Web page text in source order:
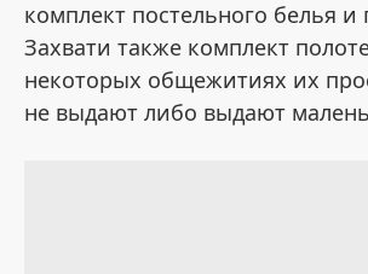
комплект постельного белья и
Захвати также комплект
некоторых общежитиях их
не выдают либо выдают